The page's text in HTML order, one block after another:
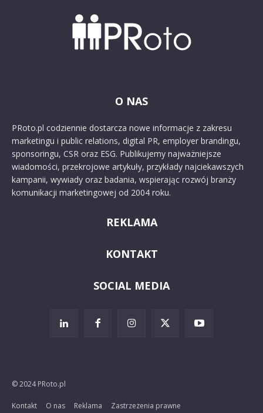
O NAS
PRoto.pl codziennie dostarcza nowe informacje z zakresu
marketingu i public relations, digital PR, employer brandingu,
sponsoringu, CSR oraz ESG. Publikujemy najważniejsze
wiadomości, przekrojowe artykuły, przykłady najciekawszych
kampanii, wywiady oraz badania, wspierając rozwój branży
komunikacji marketingowej od 2004 roku.
REKLAMA
KONTAKT
SOCIAL MEDIA
© 2024 PRoto.pl
Kontakt O nas Reklama Zastrzeżenia prawne